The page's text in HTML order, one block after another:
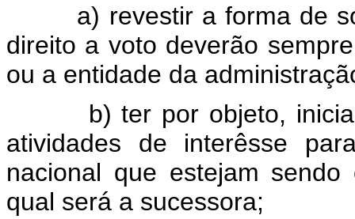
a) revestir a forma de
direito a voto deverão
ou a entidade da
b) ter por objeto,
atividades de interêsse
nacional que estejam
qual será a sucessora;